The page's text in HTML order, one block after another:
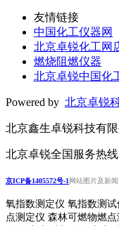
友情链接
中国化工仪器网
北京卓锐化工网
燃烧阻燃仪器
北京卓锐中国化
Powered by 北京卓锐
北京鑫生卓锐科技有
北京卓锐全国服务热线
京ICP备1405572号-1网站图片及新
氧指数测定仪 氧指数测
点测定仪 森林可燃物燃